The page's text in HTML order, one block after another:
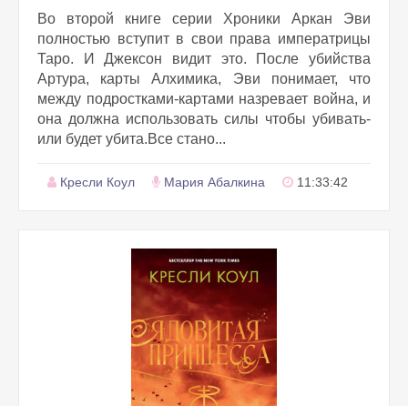
Во второй книге серии Хроники Аркан Эви
полностью вступит в свои права императрицы
Таро. И Джексон видит это. После убийства
Артура, карты Алхимика, Эви понимает, что
между подростками-картами назревает война, и
она должна использовать силы чтобы убивать-
или будет убита.Все стано...
Кресли Коул Мария Абалкина 11:33:42